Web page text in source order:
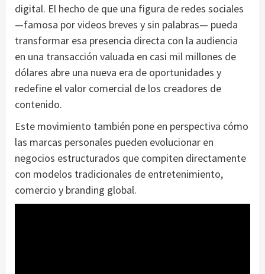
digital. El hecho de que una figura de redes sociales
—famosa por videos breves y sin palabras— pueda
transformar esa presencia directa con la audiencia
en una transacción valuada en casi mil millones de
dólares abre una nueva era de oportunidades y
redefine el valor comercial de los creadores de
contenido.
Este movimiento también pone en perspectiva cómo
las marcas personales pueden evolucionar en
negocios estructurados que compiten directamente
con modelos tradicionales de entretenimiento,
comercio y branding global.